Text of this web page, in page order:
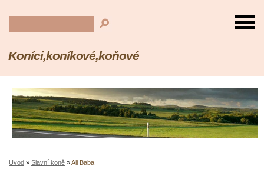
Koníci,koníkové,koňové
Úvod » Slavní koně »Ali Baba